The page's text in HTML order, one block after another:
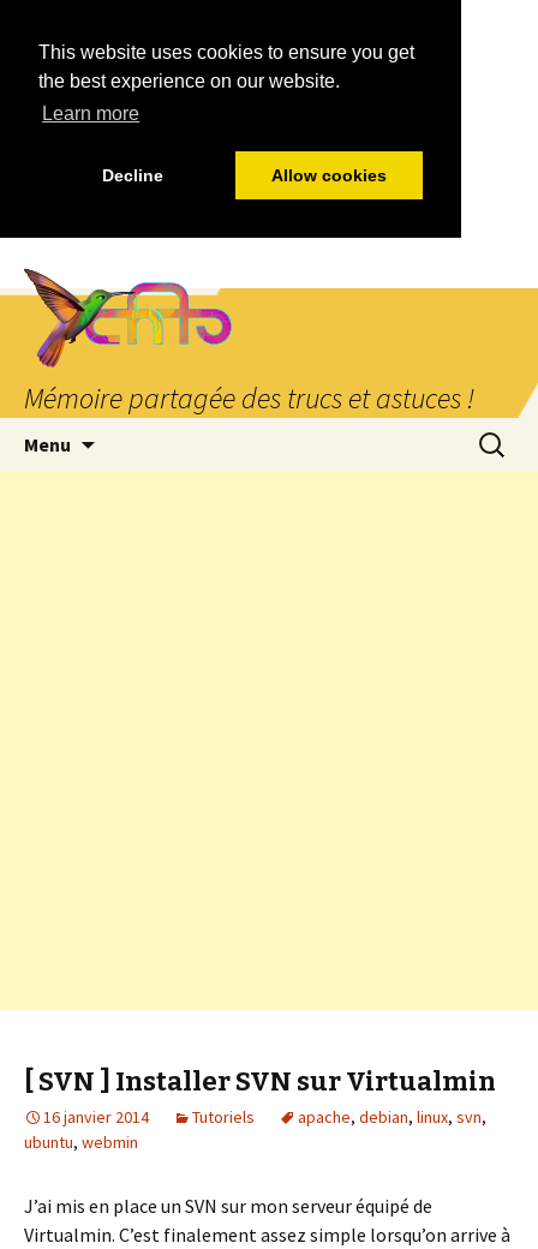
This website uses cookies to ensure you get
the best experience on our website.
Learn more
Decline Allow cookies
Mémoire partagée des trucs et astuces !
Menu
[ SVN ] Installer SVN sur Virtualmin
16 janvier 2014 Tutoriels apache, debian, linux, svn,
ubuntu, webmin
J’ai mis en place un SVN sur mon serveur équipé de
Virtualmin. C’est finalement assez simple lorsqu’on arrive à